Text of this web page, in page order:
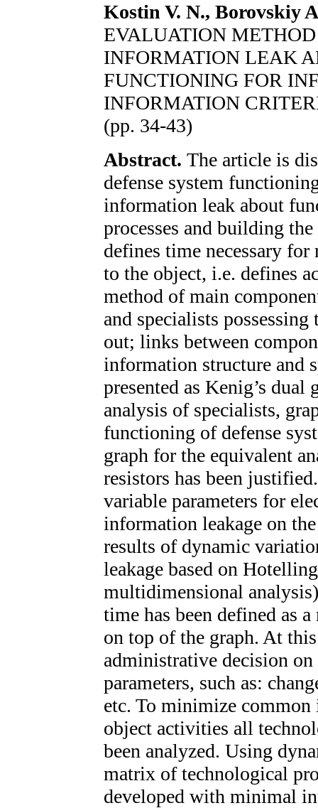
Kostin V. N., Borovskiy
EVALUATION
INFORMATION LEAK
FUNCTIONING FOR
INFORMATION
(pp. 34-43)
Abstract. The article is
defense system
information leak about
processes and building
defines time necessary for
to the object, i.e. defines
method of main
and specialists
out; links between
information structure and
presented as Kenig’s
analysis of specialists,
functioning of defense
graph for the equivalent
resistors has been
variable parameters for
information leakage on
results of dynamic
leakage based on
multidimensional
time has been defined as
on top of the graph. At
administrative decision
parameters, such as:
etc. To minimize
object activities all
been analyzed. Using
matrix of technological
developed with minimal